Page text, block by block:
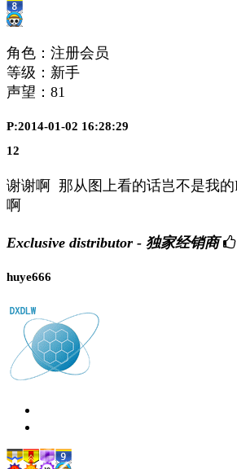
角色：注册会员
等级：新手
声望： 81
P:2014-01-02 16:28:29
12
谢谢啊 那从图上看的话岂不是我的
啊
Exclusive distributor - 独家经销商
huye666